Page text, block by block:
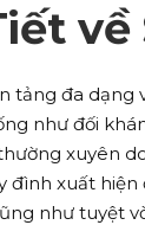
về
tảng đa dạng
như đối
xuyên
xuất
như tuyệt